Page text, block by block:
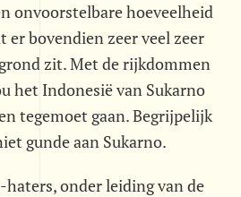
onvoorstelbare hoeveelheid
er bovendien zeer veel zeer
zit. Met de rijkdommen
het Indonesië van Sukarno
tegemoet gaan. Begrijpelijk
gunde aan Sukarno.
haters, onder leiding van de